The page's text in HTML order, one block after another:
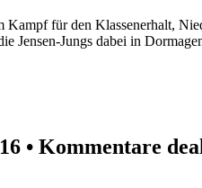
für den Klassenerhalt,
Jensen-Jungs dabei in
• Kommentare